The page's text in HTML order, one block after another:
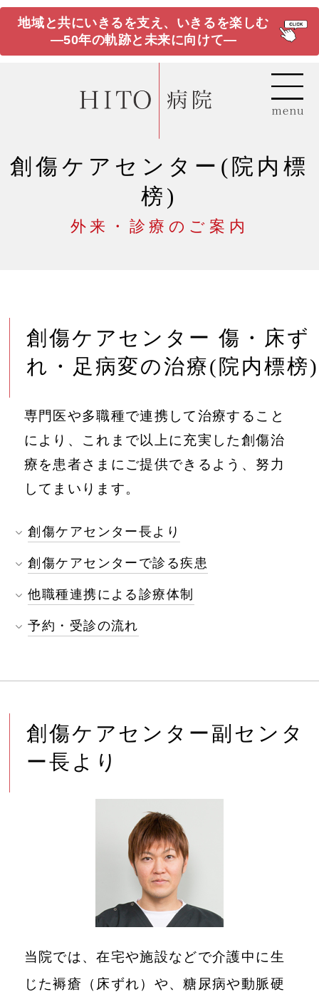
地域と共にいきるを支え、いきるを楽しむ
―50年の軌跡と未来に向けて―
創傷ケアセンター(院内標
榜)
外来・診療のご案内
創傷ケアセンター 傷・床ず
れ・足病変の治療(院内標榜)
専門医や多職種で連携して治療すること
により、これまで以上に充実した創傷治
療を患者さまにご提供できるよう、努力
してまいります。
創傷ケアセンター長より
創傷ケアセンターで診る疾患
他職種連携による診療体制
予約・受診の流れ
創傷ケアセンター副センタ
ー長より
当院では、在宅や施設などで介護中に生
じた褥瘡（床ずれ）や、糖尿病や動脈硬